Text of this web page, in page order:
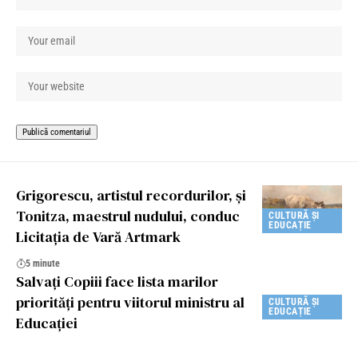
CULTURĂ ȘI
EDUCAȚIE
Grigorescu, artistul recordurilor, și
Tonitza, maestrul nudului, conduc
Licitația de Vară Artmark
5 minute
CULTURĂ ȘI
EDUCAȚIE
Salvaţi Copiii face lista marilor
priorităţi pentru viitorul ministru al
Educaţiei